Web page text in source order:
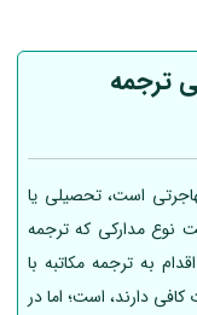
ترجمه
است، تحصیلی یا
نوع مدارکی که ترجمه
به ترجمه مکاتبه با
دارند، است؛ اما در